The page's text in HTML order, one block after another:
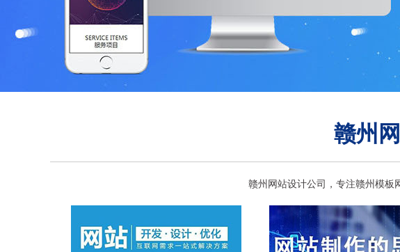
赣州
赣州网站设计公司，专注赣州模板